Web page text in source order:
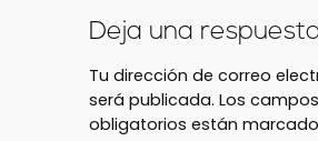
Deja una
Tu dirección de correo
será publicada. Los campos
obligatorios están